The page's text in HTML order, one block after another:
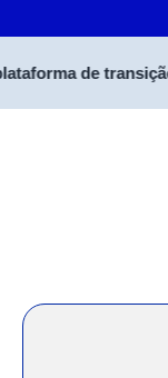
de transição